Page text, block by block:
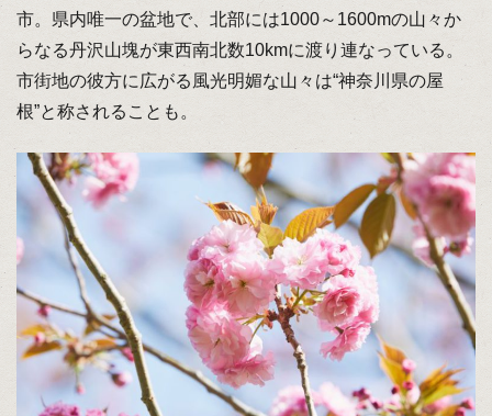
市。県内唯一の盆地で、北部には1000～1600mの山々か
らなる丹沢山塊が東西南北数10kmに渡り連なっている。
市街地の彼方に広がる風光明媚な山々は“神奈川県の屋
根”と称されることも。